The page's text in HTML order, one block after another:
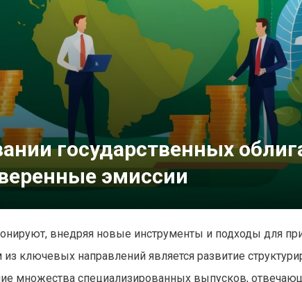
государственных
эмиссии
внедряя новые инструменты и подходы для
ключевых направлений является развитие
множества специализированных выпусков,